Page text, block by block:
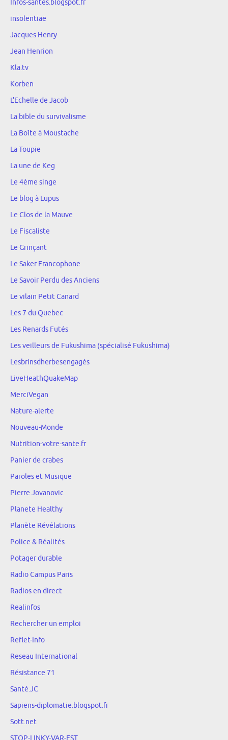
Infos-santes.blogspot.fr
insolentiae
Jacques Henry
Jean Henrion
Kla.tv
Korben
L'Echelle de Jacob
La bible du survivalisme
La Boîte à Moustache
La Toupie
La une de Keg
Le 4ème singe
Le blog à Lupus
Le Clos de la Mauve
Le Fiscaliste
Le Grinçant
Le Saker Francophone
Le Savoir Perdu des Anciens
Le vilain Petit Canard
Les 7 du Quebec
Les Renards Futés
Les veilleurs de Fukushima (spécialisé Fukushima)
Lesbrinsdherbesengagés
LiveHeathQuakeMap
MerciVegan
Nature-alerte
Nouveau-Monde
Nutrition-votre-sante.fr
Panier de crabes
Paroles et Musique
Pierre Jovanovic
Planete Healthy
Planète Révélations
Police & Réalités
Potager durable
Radio Campus Paris
Radios en direct
Realinfos
Rechercher un emploi
Reflet-Info
Reseau International
Résistance 71
Santé.JC
Sapiens-diplomatie.blogspot.fr
Sott.net
STOP-LINKY-VAR-EST